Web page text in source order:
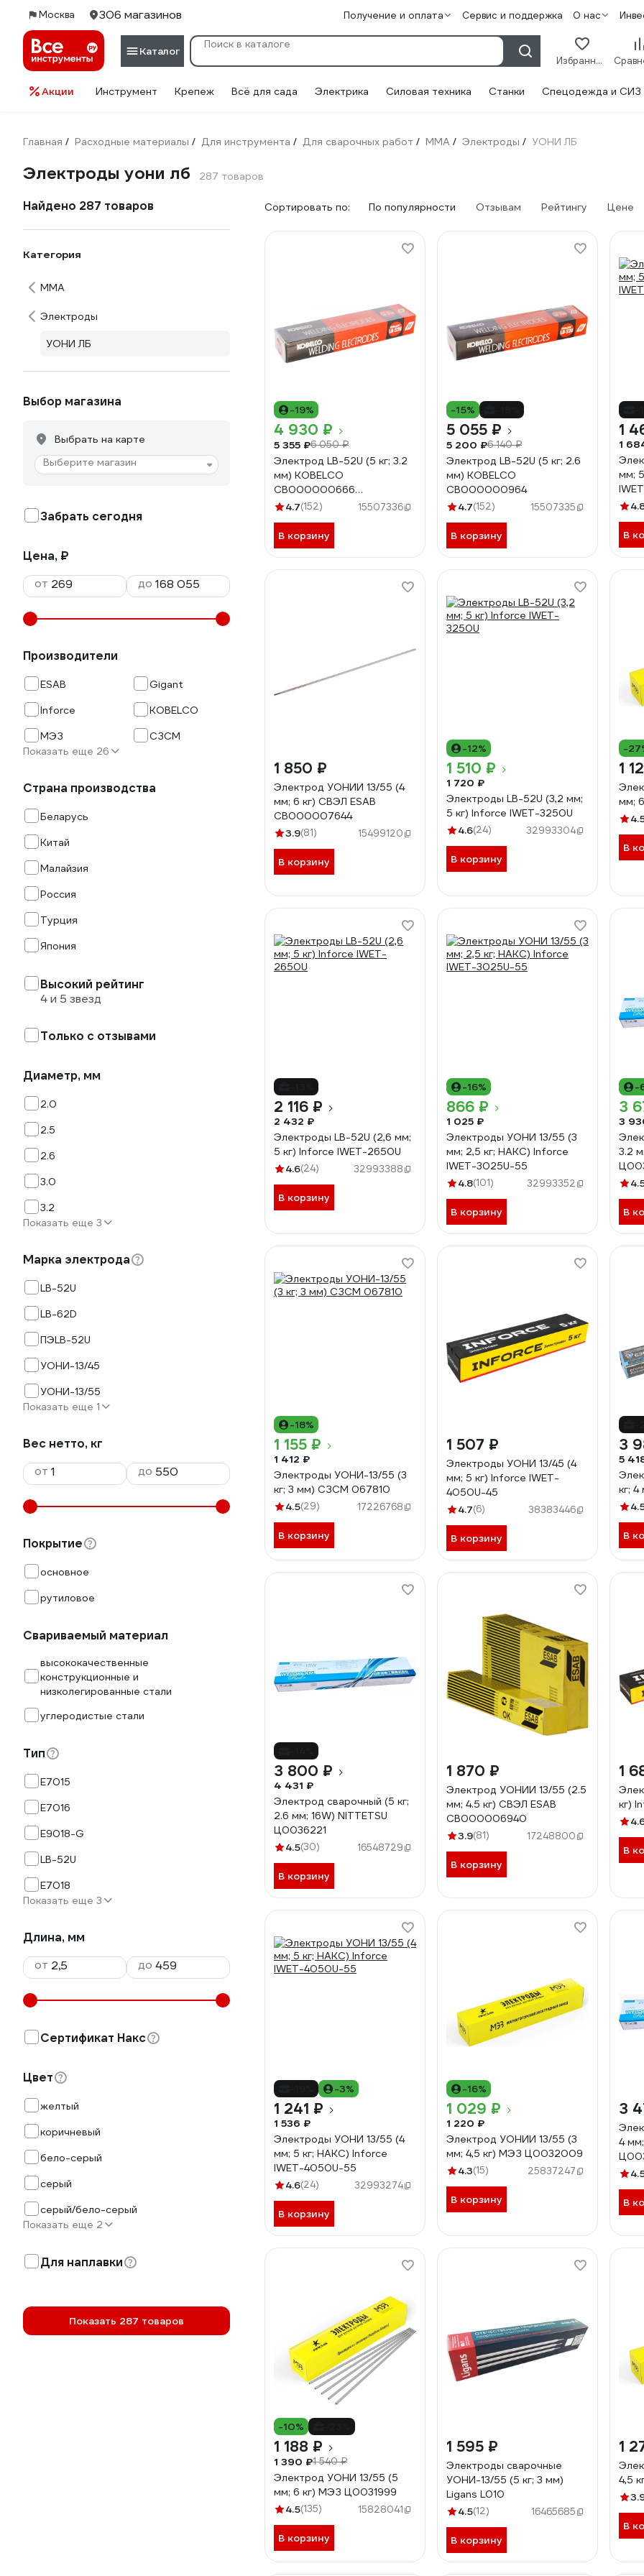
Москва 306 магазинов Получение и оплата Сервис и поддержка О нас
Каталог
Избранное
Акции Инструмент Крепеж Всё для сада Электрика Силовая техника Станки Спецодежда и СИЗ
Главная / Расходные материалы / Для инструмента / Для сварочных работ / ММА / Электроды / УОНИ ЛБ
Электроды уони лб 287 товаров
Найдено 287 товаров
Категория
ММА
Электроды
УОНИ ЛБ
Выбор магазина
Выбрать на карте
Выберите магазин
Забрать сегодня
Цена, ₽
от
до
Производители
ESAB
Gigant
Inforce
KOBELCO
МЭЗ
СЗСМ
Показать еще 26
Страна производства
Беларусь
Китай
Малайзия
Россия
Турция
Япония
Высокий рейтинг
4 и 5 звезд
Только с отзывами
Диаметр, мм
2.0
2.5
2.6
3.0
3.2
Показать еще 3
Марка электрода
LB-52U
LB-62D
ПЭLB-52U
УОНИ-13/45
УОНИ-13/55
Показать еще 1
Вес нетто, кг
от
до
Покрытие
основное
рутиловое
Свариваемый материал
высококачественные
конструкционные и
низколегированные стали
углеродистые стали
Тип
E7015
E7016
E9018-G
LB-52U
Е7018
Показать еще 3
Длина, мм
от
до
Сертификат Накс
Цвет
желтый
коричневый
бело-серый
серый
серый/бело-серый
Показать еще 2
Для наплавки
Показать 287 товаров
Сортировать по: По популярности Отзывам Рейтингу Цене
-19%
4 930 ₽
5 355 ₽6 050 ₽
Электрод LB-52U (5 кг; 3.2
мм) KOBELCO
СВ000000666
СВО00000666
4.7(152) 15507336
В корзину
-15%
5 055 ₽
5 200 ₽6 140 ₽
Электрод LB-52U (5 кг; 2.6
мм) KOBELCO
СВ000000964
4.7(152) 15507335
В корзину
1
1
мм;
В
1 850 ₽
Электрод УОНИИ 13/55 (4
мм; 6 кг) СВЭЛ ESAB
СВ000007644
3.9(81) 15499120
В корзину
-12%
1 510 ₽
1 720 ₽
Электроды LB-52U (3,2 мм;
5 кг) Inforce IWET-3250U
4.6(24) 32993304
В корзину
-
1
мм;
В
2 116 ₽
2 432 ₽
Электроды LB-52U (2,6 мм;
5 кг) Inforce IWET-2650U
4.6(24) 32993388
В корзину
-16%
866 ₽
1 025 ₽
Электроды УОНИ 13/55 (3
мм; 2,5 кг; НАКС) Inforce
IWET-3025U-55
4.8(101) 32993352
В корзину
-
3
3
3.2
В
-18%
1 155 ₽
1 412 ₽
Электроды УОНИ-13/55 (3
кг; 3 мм) СЗСМ 067810
4.5(29) 17226768
В корзину
1 507 ₽
Электроды УОНИ 13/45 (4
мм; 5 кг) Inforce IWET-
4050U-45
4.7(6) 38383446
В корзину
3
5
кг;
В
3 800 ₽
4 431 ₽
Электрод сварочный (5 кг;
2.6 мм; 16W) NITTETSU
Ц0036221
4.5(30) 16548729
В корзину
1 870 ₽
Электрод УОНИИ 13/55 (2.5
мм; 4.5 кг) СВЭЛ ESAB
СВ000006940
3.9(81) 17248800
В корзину
1
кг)
В
-3%
1 241 ₽
1 536 ₽
Электроды УОНИ 13/55 (4
мм; 5 кг; НАКС) Inforce
IWET-4050U-55
4.6(24) 32993274
В корзину
-16%
1 029 ₽
1 220 ₽
Электрод УОНИИ 13/55 (3
мм; 4,5 кг) МЭЗ Ц0032009
4.3(15) 25837247
В корзину
3
4
В
-10%
1 188 ₽
1 390 ₽1 540 ₽
Электрод УОНИ 13/55 (5
мм; 6 кг) МЭЗ Ц0031999
4.5(135) 15828041
В корзину
1 595 ₽
Электроды сварочные
УОНИ-13/55 (5 кг; 3 мм)
Ligans L010
4.5(12) 16465685
В корзину
1
4,5
В